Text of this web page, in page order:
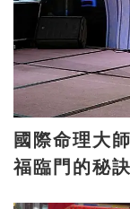
國際命理大
福臨門的秘